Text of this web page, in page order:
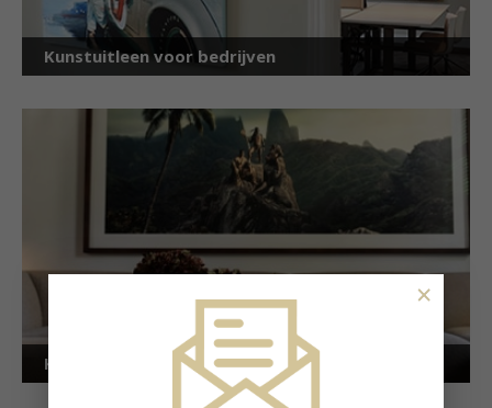
Kunstuitleen voor bedrijven
Kunstuitleen voor particulieren
×